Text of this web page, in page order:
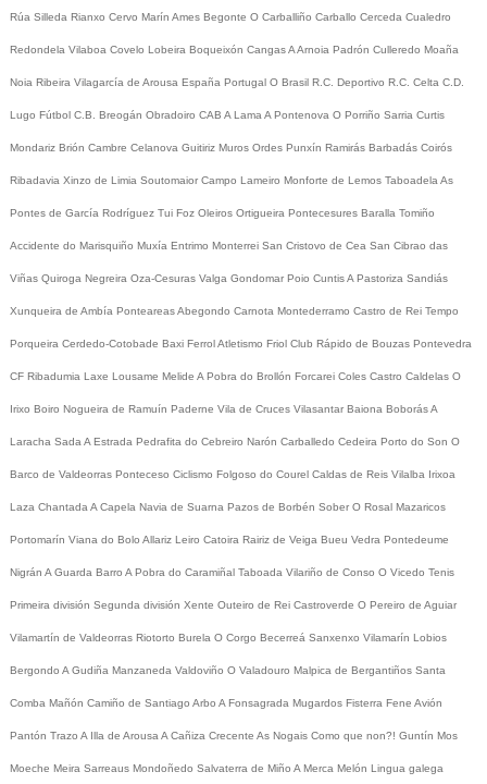
Rúa Silleda Rianxo Cervo Marín Ames Begonte O Carballiño Carballo Cerceda Cualedro
Redondela Vilaboa Covelo Lobeira Boqueixón CangasA Arnoia Padrón Culleredo Moaña
Noia Ribeira Vilagarcía de Arousa España Portugal O Brasil R.C. Deportivo R.C. Celta C.D.
Lugo Fútbol C.B. Breogán Obradoiro CAB A Lama A Pontenova O Porriño Sarria Curtis
Mondariz Brión Cambre Celanova Guitiriz Muros Ordes Punxín Ramirás Barbadás Coirós
Ribadavia Xinzo de Limia Soutomaior Campo Lameiro Monforte de Lemos Taboadela As
Pontes de García Rodríguez Tui Foz Oleiros Ortigueira Pontecesures Baralla Tomiño
Accidente do Marisquiño Muxía Entrimo Monterrei San Cristovo de Cea San Cibrao das
Viñas Quiroga Negreira Oza-Cesuras Valga Gondomar Poio CuntisA Pastoriza Sandiás
Xunqueira de Ambía PonteareasAbegondo Carnota Montederramo Castro de Rei Tempo
Porqueira Cerdedo-Cotobade Baxi FerrolAtletismo Friol Club Rápido de Bouzas Pontevedra
CF Ribadumia Laxe Lousame Melide A Pobra do Brollón Forcarei Coles Castro Caldelas O
Irixo Boiro Nogueira de Ramuín Paderne Vila de Cruces Vilasantar Baiona BoborásA
Laracha Sada A Estrada Pedrafita do Cebreiro Narón Carballedo Cedeira Porto do Son O
Barco de Valdeorras Ponteceso Ciclismo Folgoso do Courel Caldas de Reis Vilalba Irixoa
Laza Chantada A Capela Navia de Suarna Pazos de Borbén Sober O Rosal Mazaricos
Portomarín Viana do Bolo Allariz Leiro Catoira Rairiz de Veiga Bueu Vedra Pontedeume
Nigrán A Guarda Barro A Pobra do Caramiñal Taboada Vilariño de Conso O Vicedo Tenis
Primeira división Segunda división Xente Outeiro de Rei Castroverde O Pereiro de Aguiar
Vilamartín de Valdeorras Riotorto Burela O Corgo Becerreá Sanxenxo Vilamarín Lobios
Bergondo A Gudiña Manzaneda Valdoviño O Valadouro Malpica de Bergantiños Santa
Comba Mañón Camiño de Santiago Arbo A Fonsagrada Mugardos Fisterra Fene Avión
Pantón Trazo A Illa de Arousa A Cañiza Crecente As Nogais Como que non?! Guntín Mos
Moeche Meira Sarreaus Mondoñedo Salvaterra de Miño A Merca Melón Lingua galega